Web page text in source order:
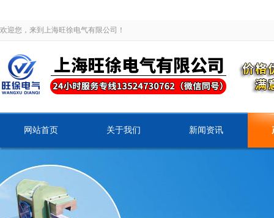
欢迎您，来到上海旺徐电气有限公司！
网站首页 关于我们 新闻资讯